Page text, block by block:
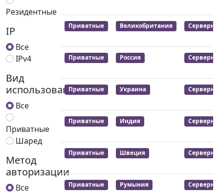
Резидентные
IP
Все
IPv4
Вид
использования
Все
Приватные
Шаред
Метод
авторизации
Все
Приватные Великобритания
Приватные Россия
Приватные Украина
Приватные Индия
Приватные Швеция
Приватные Румыния